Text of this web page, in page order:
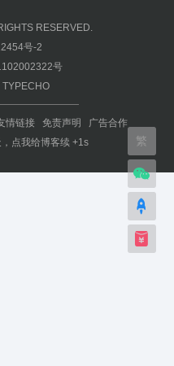
RESERVED.
号-2
号
TYPECHO
情链接 免责声明
广告合作
点我给博客续 +1s 繁